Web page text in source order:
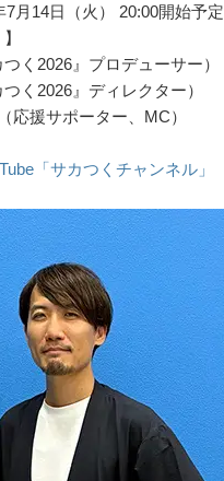
7月14日（火） 20:00開始予定
く2026』プロデューサー）
く2026』ディレクター）
応援サポーター、MC）
「サカつくチャンネル」